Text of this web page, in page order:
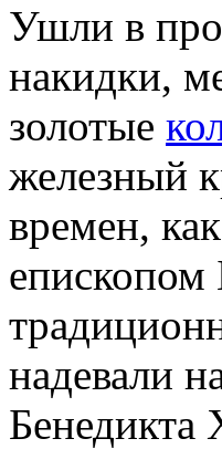
Ушли в
накидки,
золотые
железный
времен,
епископом
надевали
Бенедикта